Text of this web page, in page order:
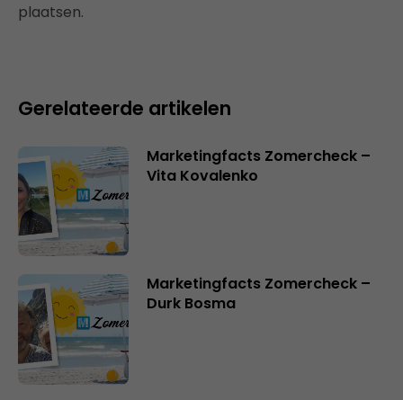
plaatsen.
Gerelateerde artikelen
Marketingfacts Zomercheck –
Vita Kovalenko
Marketingfacts Zomercheck –
Durk Bosma